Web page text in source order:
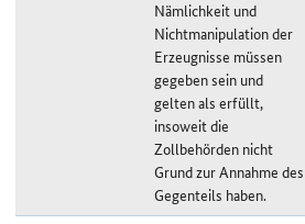
Nämlichkeit und
Nichtmanipulation der
Erzeugnisse müssen
gegeben sein und
gelten als erfüllt,
insoweit die
Zollbehörden nicht
Grund zur Annahme des
Gegenteils haben.